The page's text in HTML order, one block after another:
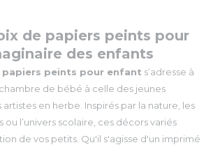
de papiers peints pour
des enfants
papiers peints pour enfant s’adresse à
de bébé à celle des jeunes
en herbe. Inspirés par la nature, les
l’univers scolaire, ces décors variés
de vos petits. Qu'il s'agisse d'un imprimé